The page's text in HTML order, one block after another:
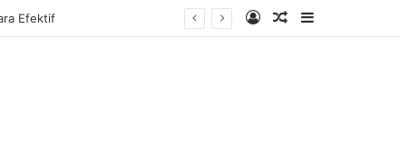
Log InRandom Article
Sidebar